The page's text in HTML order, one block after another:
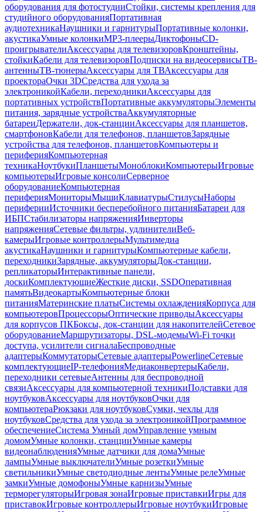
оборудования для фотостудииСтойки, системы крепления для
студийного оборудованияПортативная
аудиотехникаНаушники и гарнитурыПортативные колонки,
акустикаУмные колонкиMP3-плеерыДиктофоныCD-
проигрывателиАксессуары для телевизоровКронштейны,
стойкиКабели для телевизоровПодписки на видеосервисыТВ-
антенныТВ-тюнерыАксессуары для ТВАксессуары для
проектораОчки 3DСредства для ухода за
электроникойКабели, переходникиАксессуары для
портативных устройствПортативные аккумуляторыЭлементы
питания, зарядные устройстваАккумуляторные
батареиДержатели, док-станцииАксессуары для планшетов,
смартфоновКабели для телефонов, планшетовЗарядные
устройства для телефонов, планшетовКомпьютеры и
периферияКомпьютерная
техникаНоутбукиПланшетыМоноблокиКомпьютерыИгровые
компьютерыИгровые консолиСерверное
оборудованиеКомпьютерная
периферияМониторыМышиКлавиатурыСтилусыНаборы
периферииИсточники бесперебойного питанияБатареи для
ИБПСтабилизаторы напряженияИнверторы
напряженияСетевые фильтры, удлинителиВеб-
камерыИгровые контроллерыМультимедиа
акустикаНаушники и гарнитурыКомпьютерные кабели,
переходникиЗарядные, аккумуляторыДок-станции,
репликаторыИнтерактивные панели,
доскиКомплектующиеЖесткие диски, SSDОперативная
памятьВидеокартыКомпьютерные блоки
питанияМатеринские платыСистемы охлажденияКорпуса для
компьютеровПроцессорыОптические приводыАксессуары
для корпусов ПКБоксы, док-станции для накопителейСетевое
оборудованиеМаршрутизаторы, DSL-модемыWi-Fi точки
доступа, усилители сигналаБеспроводные
адаптерыКоммутаторыСетевые адаптерыPowerlineСетевые
комплектующиеIP-телефонияМедиаконвертерыКабели,
переходники сетевыеАнтенны для беспроводной
связиАксессуары для компьютерной техникиПодставки для
ноутбуковАксессуары для ноутбуковОчки для
компьютераРюкзаки для ноутбуковСумки, чехлы для
ноутбуковСредства для ухода за электроникойПрограммное
обеспечениеСистема Умный домУправление умным
домомУмные колонки, станцииУмные камеры
видеонаблюденияУмные датчики для домаУмные
лампыУмные выключателиУмные розеткиУмные
светильникиУмные светодиодные лентыУмные релеУмные
замкиУмные домофоныУмные карнизыУмные
терморегуляторыИгровая зонаИгровые приставкиИгры для
приставокИгровые контроллерыИгровые ноутбукиИгровые